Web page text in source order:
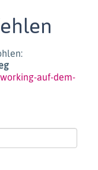
auf-dem-